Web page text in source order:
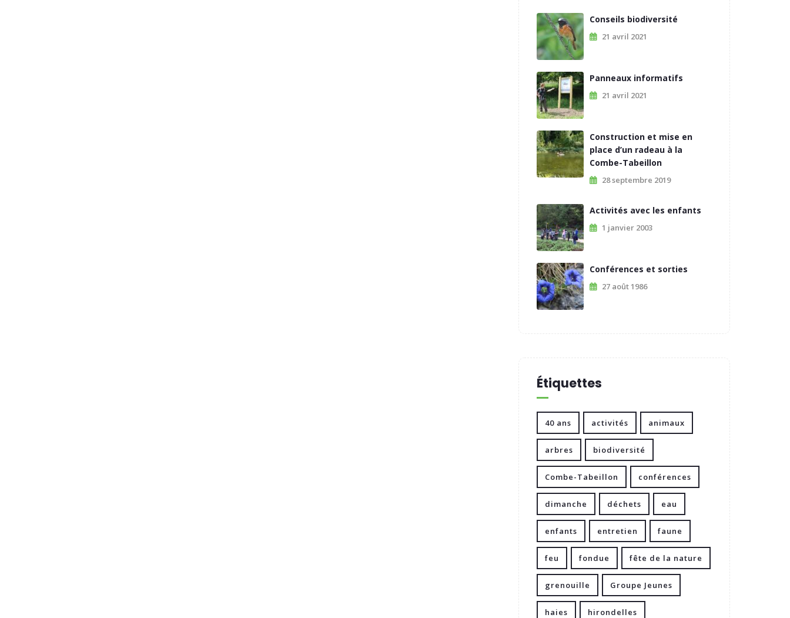
Conseils biodiversité
21 avril 2021
Panneaux informatifs
21 avril 2021
Construction et mise en
place d’un radeau à la
Combe-Tabeillon
28 septembre 2019
Activités avec les enfants
1 janvier 2003
Conférences et sorties
27 août 1986
Étiquettes
40 ans activités animaux
arbres biodiversité
Combe-Tabeillon conférences
dimanche déchets eau
enfants entretien faune
feu fondue fête de la nature
grenouille Groupe Jeunes
haies hirondelles